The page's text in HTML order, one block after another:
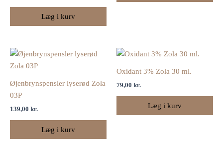
Læg i kurv
Øjenbrynspensler lyserød Zola
03P
139,00 kr.
Læg i kurv
Oxidant 3% Zola 30 ml.
79,00 kr.
Læg i kurv